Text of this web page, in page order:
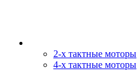
2-х тактные моторы
4-х тактные моторы